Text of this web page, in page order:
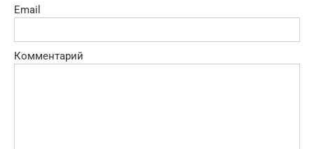
Email
Комментарий